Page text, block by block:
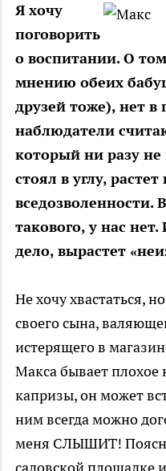
Я хочу
поговорить
о воспитании. О
мнению обеих
друзей тоже), нет
наблюдатели
который ни разу
стоял в углу,
вседозволенности.
такового, у нас
дело, вырастет
Не хочу хвастаться,
своего сына,
истерящего в
Макса бывает плохое
капризы, он может
ним всегда можно
меня СЛЫШИТ!